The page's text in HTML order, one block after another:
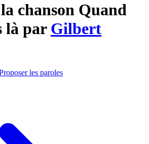
chanson Quand
là par Gilbert
les paroles